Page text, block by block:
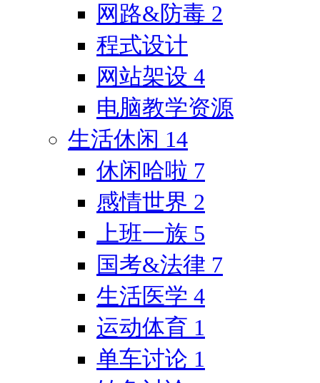
网路&防毒 2
程式设计
网站架设 4
电脑教学资源
生活休闲 14
休闲哈啦 7
感情世界 2
上班一族 5
国考&法律 7
生活医学 4
运动体育 1
单车讨论 1